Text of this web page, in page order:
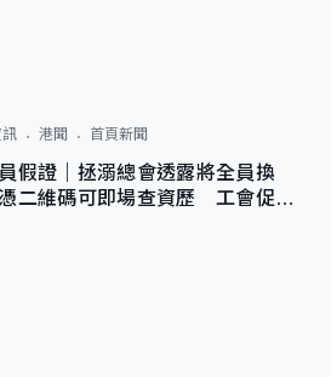
港聞 首頁新聞
假證｜拯溺總會透露將全員換
二維碼可即場查資歷 工會促加